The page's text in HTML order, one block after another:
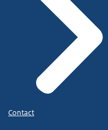
Contact